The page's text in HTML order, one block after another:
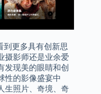
到更多具有创新思
摄影师还是业余爱
发现美的眼睛和创
性的影像盛宴中
生照片、奇境、奇